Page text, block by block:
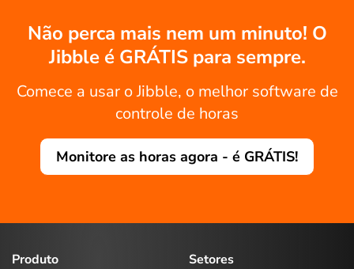
Não perca mais nem um minuto! O
Jibble é GRÁTIS para sempre.
Comece a usar o Jibble, o melhor software de
controle de horas
Monitore as horas agora - é GRÁTIS!
Produto
Setores